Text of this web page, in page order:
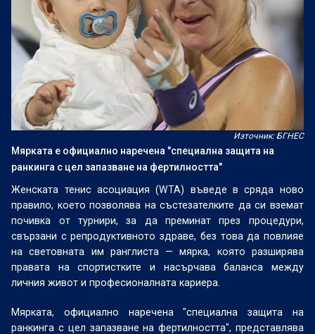
Източник: БГНЕС
Мярката e официално наречена "специална защита на
ранкинга с цел запазване на фертилността"
Женската тенис асоциация (WTA) въведе в сряда ново
правило, което позволява на състезателките да си вземат
почивка от турнири, за да преминат през процедури,
свързани с репродуктивното здраве, без това да повлияе
на световната им ранглиста — мярка, която разширява
правата на спортистките и насърчава баланса между
личния живот и професионалната кариера.
Мярката, официално наречена "специална защита на
ранкинга с цел запазване на фертилността", представлява